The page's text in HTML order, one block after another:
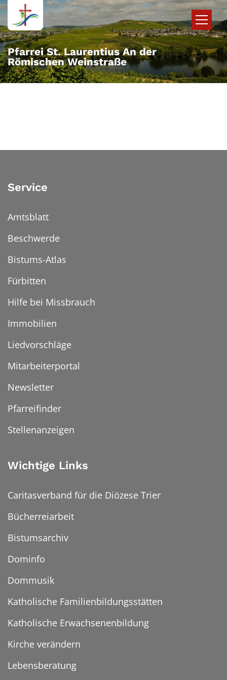
Zum Inhalt springen
Pfarrei St. Laurentius An der
Römischen Weinstraße
Service
Amtsblatt
Beschwerde
Bistums-Atlas
Fürbitten
Hilfe bei Missbrauch
Immobilien
Liedvorschläge
Mitarbeiterportal
Newsletter
Pfarreifinder
Stellenanzeigen
Wichtige Links
Caritasverband für die Diözese Trier
Bücherreiarbeit
Bistumsarchiv
Dominfo
Dommusik
Katholische Familienbildungsstätten
Katholische Erwachsenenbildung
Kirche verändern
Lebensberatung